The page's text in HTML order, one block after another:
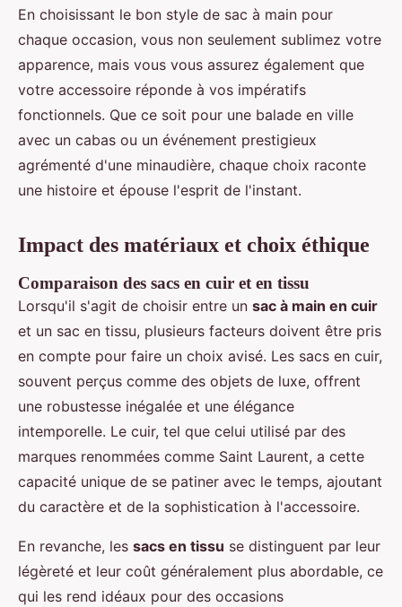
En choisissant le bon style de sac à main pour
chaque occasion, vous non seulement sublimez votre
apparence, mais vous vous assurez également que
votre accessoire réponde à vos impératifs
fonctionnels. Que ce soit pour une balade en ville
avec un cabas ou un événement prestigieux
agrémenté d'une minaudière, chaque choix raconte
une histoire et épouse l'esprit de l'instant.
Impact des matériaux et choix éthique
Comparaison des sacs en cuir et en tissu
Lorsqu'il s'agit de choisir entre un sac à main en cuir
et un sac en tissu, plusieurs facteurs doivent être pris
en compte pour faire un choix avisé. Les sacs en cuir,
souvent perçus comme des objets de luxe, offrent
une robustesse inégalée et une élégance
intemporelle. Le cuir, tel que celui utilisé par des
marques renommées comme Saint Laurent, a cette
capacité unique de se patiner avec le temps, ajoutant
du caractère et de la sophistication à l'accessoire.
En revanche, les sacs en tissu se distinguent par leur
légèreté et leur coût généralement plus abordable, ce
qui les rend idéaux pour des occasions